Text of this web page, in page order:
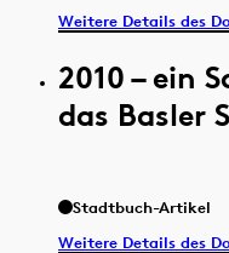
Weitere Details des
2010 – ein
das Basler
Stadtbuch-Artikel
Weitere Details des